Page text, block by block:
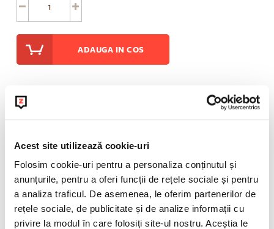
Acest site utilizează cookie-uri
Folosim cookie-uri pentru a personaliza conținutul și
anunțurile, pentru a oferi funcții de rețele sociale și pentru
a analiza traficul. De asemenea, le oferim partenerilor de
rețele sociale, de publicitate și de analize informații cu
privire la modul în care folosiți site-ul nostru. Aceștia le
ADAUGA IN COS
Informatii suplimentare
POLITICA DE RETUR